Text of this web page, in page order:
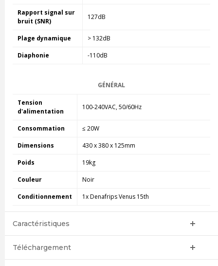
Rapport signal sur
bruit (SNR)
127dB
Plage dynamique > 132dB
Diaphonie -110dB
GÉNÉRAL
Tension
d'alimentation
100-240VAC, 50/60Hz
Consommation ≤ 20W
Dimensions 430 x 380 x 125mm
Poids 19kg
Couleur Noir
Conditionnement 1x Denafrips Venus 15th
Caractéristiques
Téléchargement